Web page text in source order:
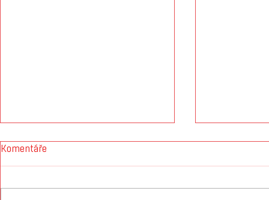
Komentáře